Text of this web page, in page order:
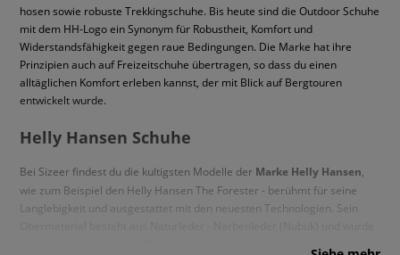
hosen sowie robuste Trekkingschuhe. Bis heute sind die Outdoor Schuhe
mit dem HH-Logo ein Synonym für Robustheit, Komfort und
Widerstandsfähigkeit gegen raue Bedingungen. Die Marke hat ihre
Prinzipien auch auf Freizeitschuhe übertragen, so dass du einen
alltäglichen Komfort erleben kannst, der mit Blick auf Bergtouren
entwickelt wurde.
Helly Hansen Schuhe
Bei Sizeer findest du die kultigsten Modelle der Marke Helly Hansen
wie zum Beispiel den Helly Hansen The Forester - berühmt für seine
Langlebigkeit und ausgestattet mit den neuesten Technologien. Sein